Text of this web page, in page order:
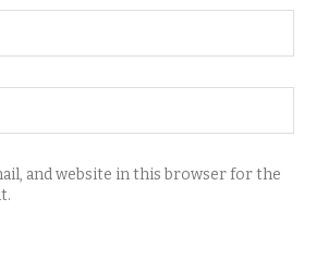
and website in this browser for the